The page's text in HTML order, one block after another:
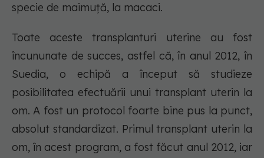
specie de maimuță, la macaci.
Toate aceste transplanturi uterine au fost
încununate de succes, astfel că, în anul 2012, în
Suedia, o echipă a început să studieze
posibilitatea efectuării unui transplant uterin la
om. A fost un protocol foarte bine pus la punct,
absolut standardizat. Primul transplant uterin la
om, în acest program, a fost făcut anul 2012, iar